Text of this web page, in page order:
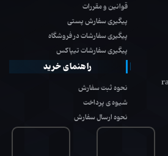
قوانین و مقررات
پیگیری سفارش پستی
پیگیری سفارشات در فروشگاه
پیگیری سفارشات تیپاکس
راهنمای خرید
نحوه ثبت سفارش
شیوه ی پرداخت
نحوه ارسال سفارش